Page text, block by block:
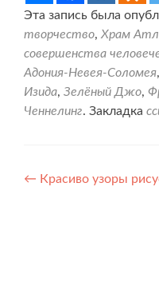
Эта запись была
творчество, Храм
совершенства
Адония-Невея-Соломея
Изида, Зелёный Джо,
Ченнелинг. Закладка
Навигация
← Красиво узоры